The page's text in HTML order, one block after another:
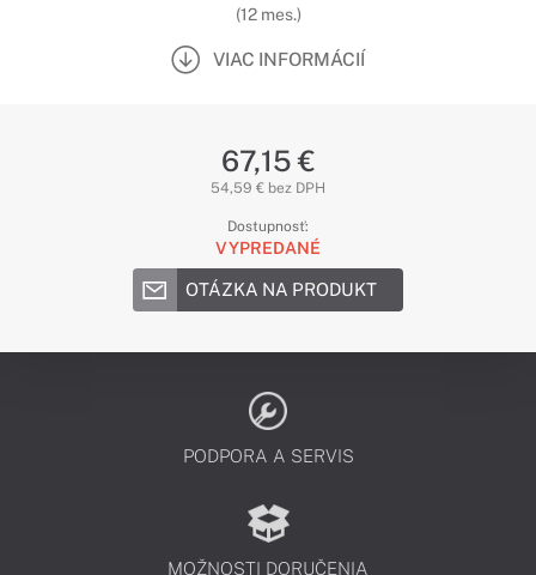
(12 mes.)
VIAC INFORMÁCIÍ
67,15 €
54,59 € bez DPH
Dostupnosť:
VYPREDANÉ
OTÁZKA NA PRODUKT
PODPORA A SERVIS
MOŽNOSTI DORUČENIA